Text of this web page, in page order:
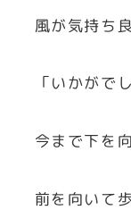
風が気持ち
「いかがで
今まで下を
前を向いて